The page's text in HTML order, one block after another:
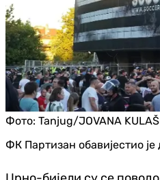
Фото: Tanjug/JOVANA
ФК Партизан обавијестио